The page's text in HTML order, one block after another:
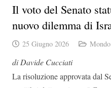
Il voto del Senato
nuovo dilemma di
25 Giugno 2026 Mondo
di Davide Cucciati
La risoluzione approvata dal